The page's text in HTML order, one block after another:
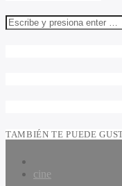
TAMBIÉN TE PUEDE
cine